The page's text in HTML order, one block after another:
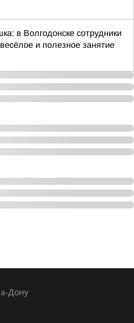
в Волгодонске сотрудники
и полезное занятие
Дону